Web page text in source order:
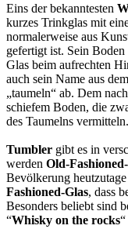
Eins der bekanntesten
kurzes Trinkglas mit
normalerweise aus
gefertigt ist. Sein
Glas beim aufrechten
auch sein Name aus
„taumeln“ ab. Dem
schiefem Boden, die
des Taumelns vermitteln.
Tumbler gibt es in
werden Old-
Bevölkerung
Fashioned-Glas, dass
Besonders beliebt sind
“Whisky on the rocks